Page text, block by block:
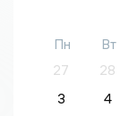
Пн Вт
27
28
3
4